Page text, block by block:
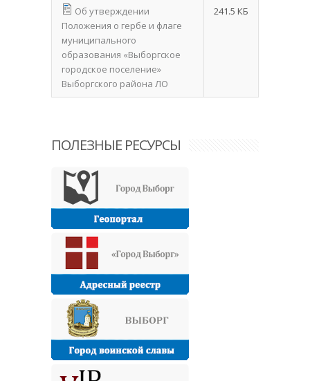
Об утверждении
Положения о гербе и флаге
муниципального
образования «Выборгское
городское поселение»
Выборгского района ЛО
241.5 КБ
ПОЛЕЗНЫЕ РЕСУРСЫ